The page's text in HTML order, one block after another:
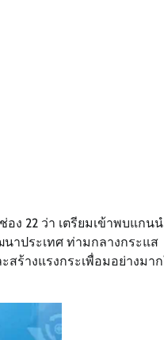
ง 22 ว่า เตรียมเข้าพบแกน
าประเทศ ท่ามกลางกระแส
ร้างแรงกระเพื่อมอย่างมา